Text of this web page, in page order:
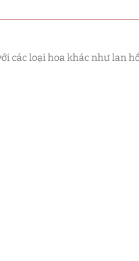
các loại hoa khác như lan